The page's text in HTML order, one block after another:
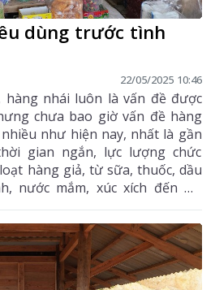
dùng trước tình
22/05/2025 10:46
hàng nhái luôn là vấn đề được
chưa bao giờ vấn đề hàng
như hiện nay, nhất là gần
gian ngắn, lực lượng chức
hàng giả, từ sữa, thuốc, dầu
nước mắm, xúc xích đến mỹ
cả gạo... Đây là những hàng
hầu như ai cũng sử dụng
luận những ngày qua vô cùng
trong tỉnh hoang mang.